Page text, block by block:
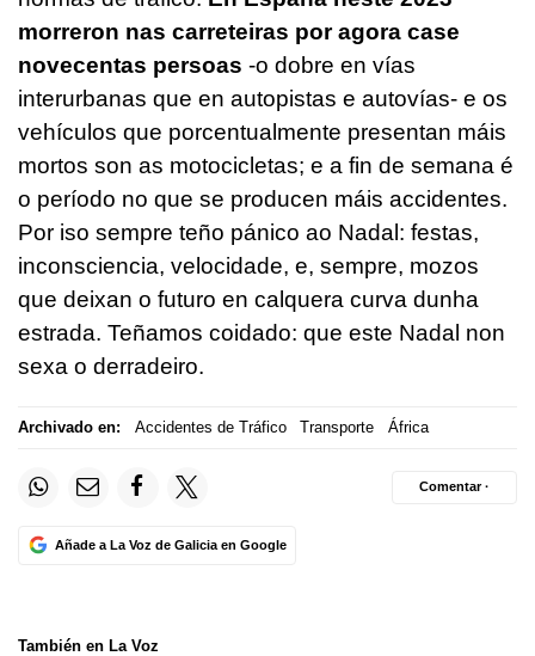
morreron nas carreteiras por agora case
novecentas persoas -o dobre en vías
interurbanas que en autopistas e autovías- e os
vehículos que porcentualmente presentan máis
mortos son as motocicletas; e a fin de semana é
o período no que se producen máis accidentes.
Por iso sempre teño pánico ao Nadal: festas,
inconsciencia, velocidade, e, sempre, mozos
que deixan o futuro en calquera curva dunha
estrada. Teñamos coidado: que este Nadal non
sexa o derradeiro.
Archivado en: Accidentes de Tráfico Transporte África
Añade a La Voz de Galicia en Google
Comentar ·
También en La Voz